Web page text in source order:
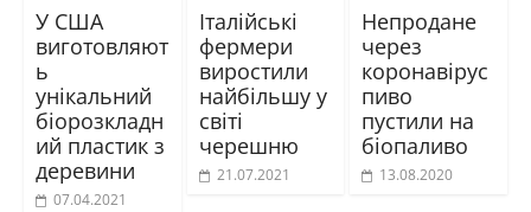
У США
виготовляют
ь
унікальний
біорозкладн
ий пластик з
деревини
07.04.2021
Італійські
фермери
виростили
найбільшу у
світі
черешню
21.07.2021
Непродане
через
коронавірус
пиво
пустили на
біопаливо
13.08.2020